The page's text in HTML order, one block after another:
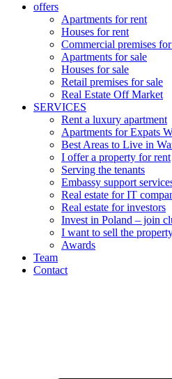
offers
Apartments for rent
Houses for rent
Commercial premises
Apartments for sale
Houses for sale
Retail premises for sale
Real Estate Off Market
SERVICES
Rent a luxury apartment
Apartments for Expats
Best Areas to Live in
I offer a property for rent
Serving the tenants
Embassy support
Real estate for IT
Real estate for investors
Invest in Poland – join
I want to sell the
Awards
Team
Contact